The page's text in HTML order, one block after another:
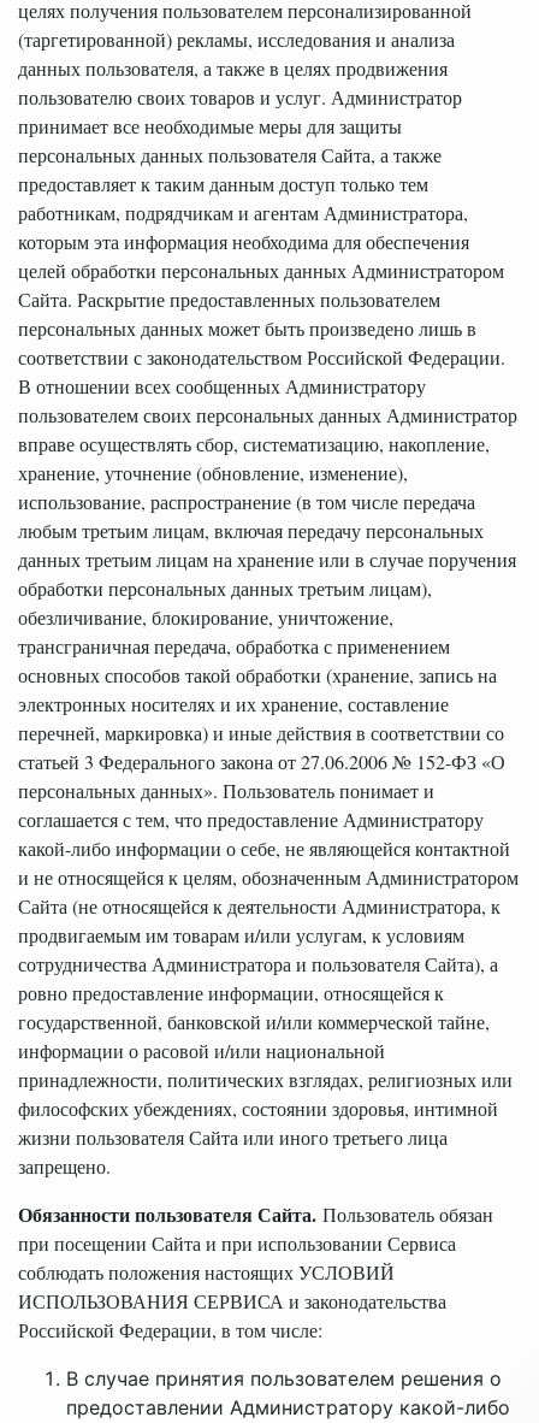
целях получения пользователем персонализированной
(таргетированной) рекламы, исследования и анализа
данных пользователя, а также в целях продвижения
пользователю своих товаров и услуг. Администратор
принимает все необходимые меры для защиты
персональных данных пользователя Сайта, а также
предоставляет к таким данным доступ только тем
работникам, подрядчикам и агентам Администратора,
которым эта информация необходима для обеспечения
целей обработки персональных данных Администратором
Сайта. Раскрытие предоставленных пользователем
персональных данных может быть произведено лишь в
соответствии с законодательством Российской Федерации.
В отношении всех сообщенных Администратору
пользователем своих персональных данных Администратор
вправе осуществлять сбор, систематизацию, накопление,
хранение, уточнение (обновление, изменение),
использование, распространение (в том числе передача
любым третьим лицам, включая передачу персональных
данных третьим лицам на хранение или в случае поручения
обработки персональных данных третьим лицам),
обезличивание, блокирование, уничтожение,
трансграничная передача, обработка с применением
основных способов такой обработки (хранение, запись на
электронных носителях и их хранение, составление
перечней, маркировка) и иные действия в соответствии со
статьей 3 Федерального закона от 27.06.2006 № 152-ФЗ «О
персональных данных». Пользователь понимает и
соглашается с тем, что предоставление Администратору
какой-либо информации о себе, не являющейся контактной
и не относящейся к целям, обозначенным Администратором
Сайта (не относящейся к деятельности Администратора, к
продвигаемым им товарам и/или услугам, к условиям
сотрудничества Администратора и пользователя Сайта), а
ровно предоставление информации, относящейся к
государственной, банковской и/или коммерческой тайне,
информации о расовой и/или национальной
принадлежности, политических взглядах, религиозных или
философских убеждениях, состоянии здоровья, интимной
жизни пользователя Сайта или иного третьего лица
запрещено.
Обязанности пользователя Сайта. Пользователь обязан
при посещении Сайта и при использовании Сервиса
соблюдать положения настоящих УСЛОВИЙ
ИСПОЛЬЗОВАНИЯ СЕРВИСА и законодательства
Российской Федерации, в том числе:
В случае принятия пользователем решения о
предоставлении Администратору какой-либо